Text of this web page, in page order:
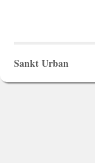
Sankt Urban